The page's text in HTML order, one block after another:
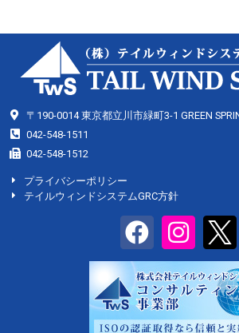
〒190-0014 東京都立川市緑町3-1 GREEN
042-548-1511
042-548-1512
プライバシーポリシー
テイルウィンドシステムGRC方針